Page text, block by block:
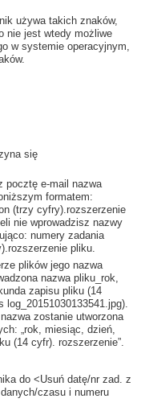
używa takich znaków,
to nie jest wtedy możliwe
w systemie operacyjnym,
się
pocztę e-mail nazwa
formatem:
(trzy cyfry).rozszerzenie
nie wprowadzisz nazwy
numery zadania
pliku.
plików jego nazwa
nazwa pliku_rok,
zapisu pliku (14
zostanie utworzona
„rok, miesiąc, dzień,
(14 cyfr). rozszerzenie”.
do <Usuń datę/nr zad. z
czasu i numeru